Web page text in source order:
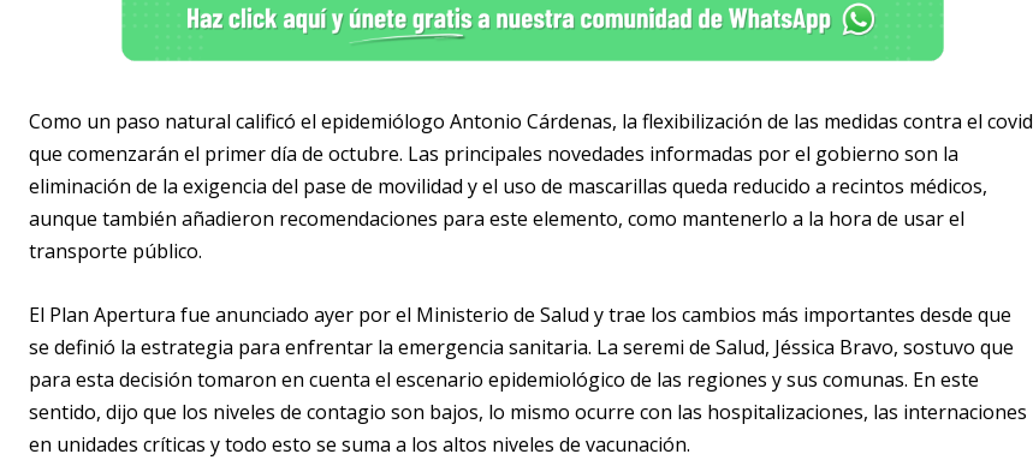
Como un paso natural calificó el epidemiólogo Antonio Cárdenas, la flexibilización de las medidas contra el covid
que comenzarán el primer día de octubre. Las principales novedades informadas por el gobierno son la
eliminación de la exigencia del pase de movilidad y el uso de mascarillas queda reducido a recintos médicos,
aunque también añadieron recomendaciones para este elemento, como mantenerlo a la hora de usar el
transporte público.
El Plan Apertura fue anunciado ayer por el Ministerio de Salud y trae los cambios más importantes desde que
se definió la estrategia para enfrentar la emergencia sanitaria. La seremi de Salud, Jéssica Bravo, sostuvo que
para esta decisión tomaron en cuenta el escenario epidemiológico de las regiones y sus comunas. En este
sentido, dijo que los niveles de contagio son bajos, lo mismo ocurre con las hospitalizaciones, las internaciones
en unidades críticas y todo esto se suma a los altos niveles de vacunación.